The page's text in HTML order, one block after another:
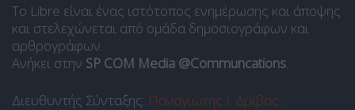
Το Libre είναι ένας ιστότοπος ενημέρωσης και άποψης
και στελεχώνεται από ομάδα δημοσιογράφων και
αρθρογράφων.
Ανήκει στην SP COM Media @Communcations
Διευθυντής Σύνταξης: Παναγιώτης Ι. Δρίβας